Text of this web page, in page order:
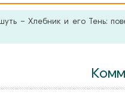
– Хлебник и его Тень: